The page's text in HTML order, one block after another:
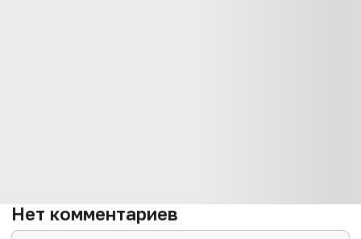
Нет комментариев